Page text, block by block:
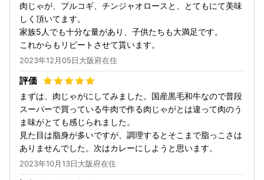
肉じゃが、プルコギ、チンジャオロースと、とてもにて美味
しく頂いてます。
家族5人でも十分な量があり、子供たちも大満足です。
これからもリピートさせて貰います。
2023年12月05日大阪府在住
まずは、肉じゃがにしてみました。国産黒毛和牛なので普段
スーパーで買っている牛肉で作る肉じゃがとは違って肉のう
ま味がとても感じられました。
見た目は脂身が多いですが、調理するとそこまで脂っこさは
ありませんでした。次はカレーにしようと思います。
2023年10月13日大阪府在住